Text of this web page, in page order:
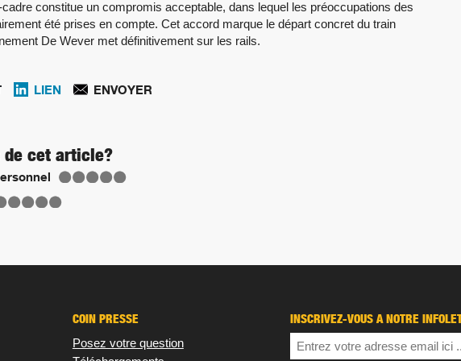
constitue un compromis acceptable, dans lequel les préoccupations des
été prises en compte. Cet accord marque le départ concret du train
De Wever met définitivement sur les rails.
LIEN ENVOYER
de cet article?
COIN PRESSE
Posez votre question
INSCRIVEZ-VOUS À NOTRE